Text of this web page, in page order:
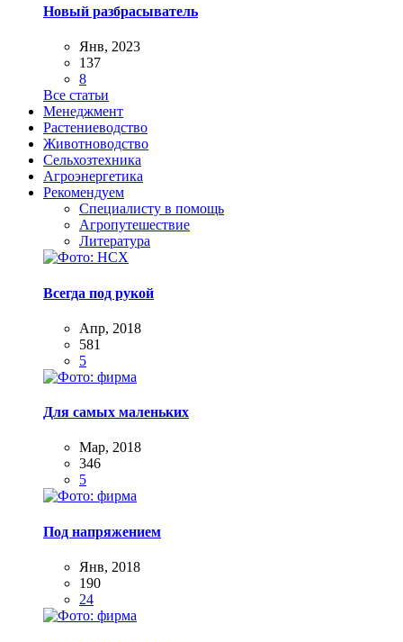
Новый разбрасыватель
Янв, 2023
137
8
Все статьи
Менеджмент
Растениеводство
Животноводство
Сельхозтехника
Агроэнергетика
Рекомендуем
Специалисту в помощь
Агропутешествие
Литература
Всегда под рукой
Апр, 2018
581
5
Для самых маленьких
Мар, 2018
346
5
Под напряжением
Янв, 2018
190
24